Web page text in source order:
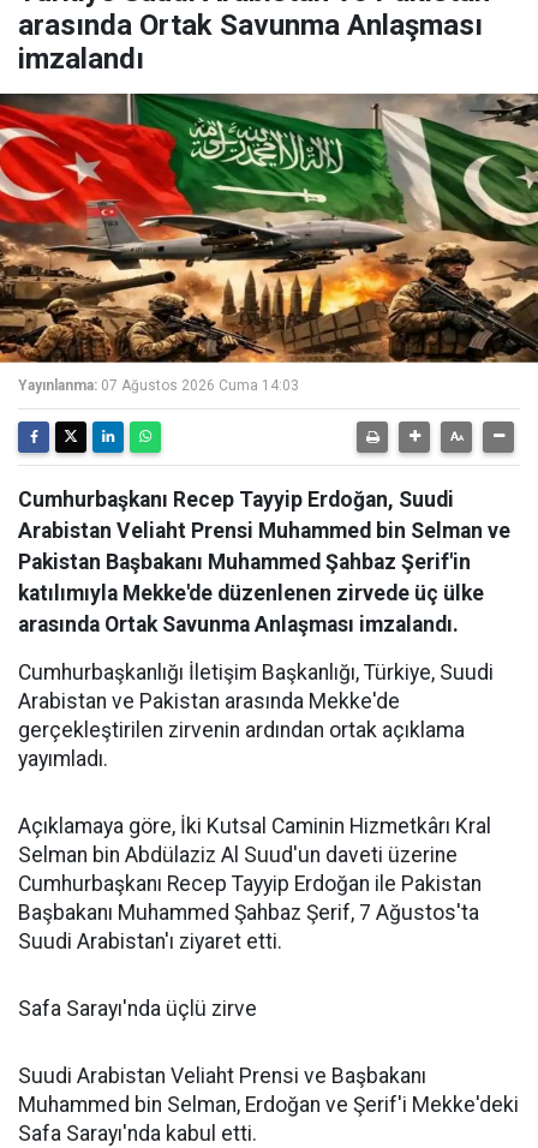
arasında Ortak Savunma Anlaşması
imzalandı
Yayınlanma: 07 Ağustos 2026 Cuma 14:03
Cumhurbaşkanı Recep Tayyip Erdoğan, Suudi
Arabistan Veliaht Prensi Muhammed bin Selman ve
Pakistan Başbakanı Muhammed Şahbaz Şerif'in
katılımıyla Mekke'de düzenlenen zirvede üç ülke
arasında Ortak Savunma Anlaşması imzalandı.
Cumhurbaşkanlığı İletişim Başkanlığı, Türkiye, Suudi
Arabistan ve Pakistan arasında Mekke'de
gerçekleştirilen zirvenin ardından ortak açıklama
yayımladı.
Açıklamaya göre, İki Kutsal Caminin Hizmetkârı Kral
Selman bin Abdülaziz Al Suud'un daveti üzerine
Cumhurbaşkanı Recep Tayyip Erdoğan ile Pakistan
Başbakanı Muhammed Şahbaz Şerif, 7 Ağustos'ta
Suudi Arabistan'ı ziyaret etti.
Safa Sarayı'nda üçlü zirve
Suudi Arabistan Veliaht Prensi ve Başbakanı
Muhammed bin Selman, Erdoğan ve Şerif'i Mekke'deki
Safa Sarayı'nda kabul etti.